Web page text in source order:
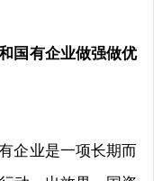
国有企业做强做优
企业是一项长期而